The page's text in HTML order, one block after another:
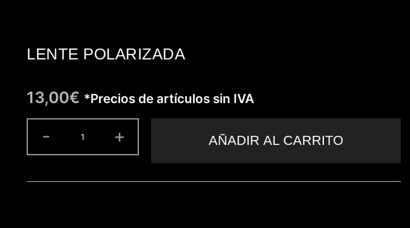
LENTE POLARIZADA
13,00€ *Precios de artículos sin IVA
-
POLARIZADA
cantidad+ AÑADIR AL CARRITO